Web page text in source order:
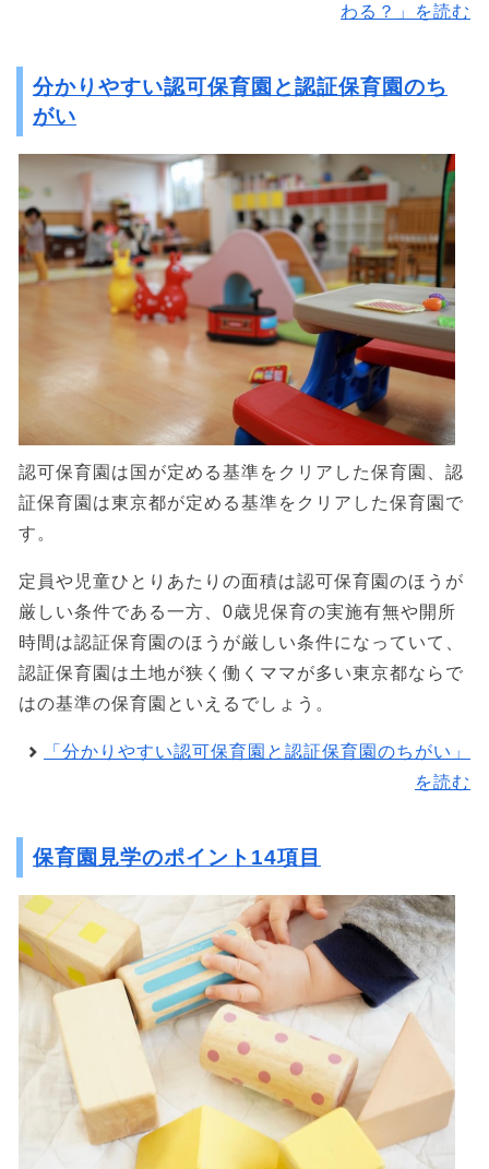
わる？」を読む
分かりやすい認可保育園と認証保育園のち
がい
認可保育園は国が定める基準をクリアした保育園、認
証保育園は東京都が定める基準をクリアした保育園で
す。
定員や児童ひとりあたりの面積は認可保育園のほうが
厳しい条件である一方、0歳児保育の実施有無や開所
時間は認証保育園のほうが厳しい条件になっていて、
認証保育園は土地が狭く働くママが多い東京都ならで
はの基準の保育園といえるでしょう。
「分かりやすい認可保育園と認証保育園のちがい」
を読む
保育園見学のポイント14項目